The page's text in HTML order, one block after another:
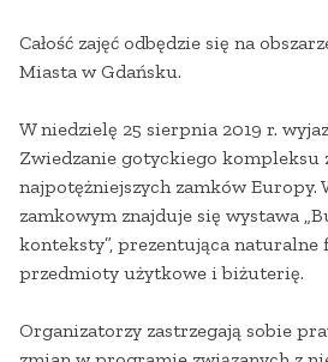
Całość zajęć odbędzie się na
Miasta w Gdańsku.
W niedzielę 25 sierpnia 2019 r.
Zwiedzanie gotyckiego kompleksu
najpotężniejszych zamków Europy.
zamkowym znajduje się wystawa
konteksty”, prezentująca
przedmioty użytkowe i biżuterię.
Organizatorzy zastrzegają sobie